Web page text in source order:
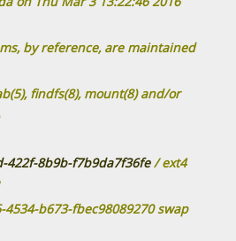
by reference, are maintained
findfs(8), mount(8) and/or
422f-8b9b-f7b9da7f36fe/ ext4
4534-b673-fbec98089270 swap